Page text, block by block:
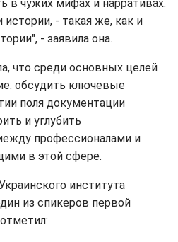
чужих мифах и нарративах.
- такая же, как и
- заявила она.
что среди основных целей
обсудить ключевые
поля документации
и углубить
профессионалами и
в этой сфере.
института
из спикеров первой